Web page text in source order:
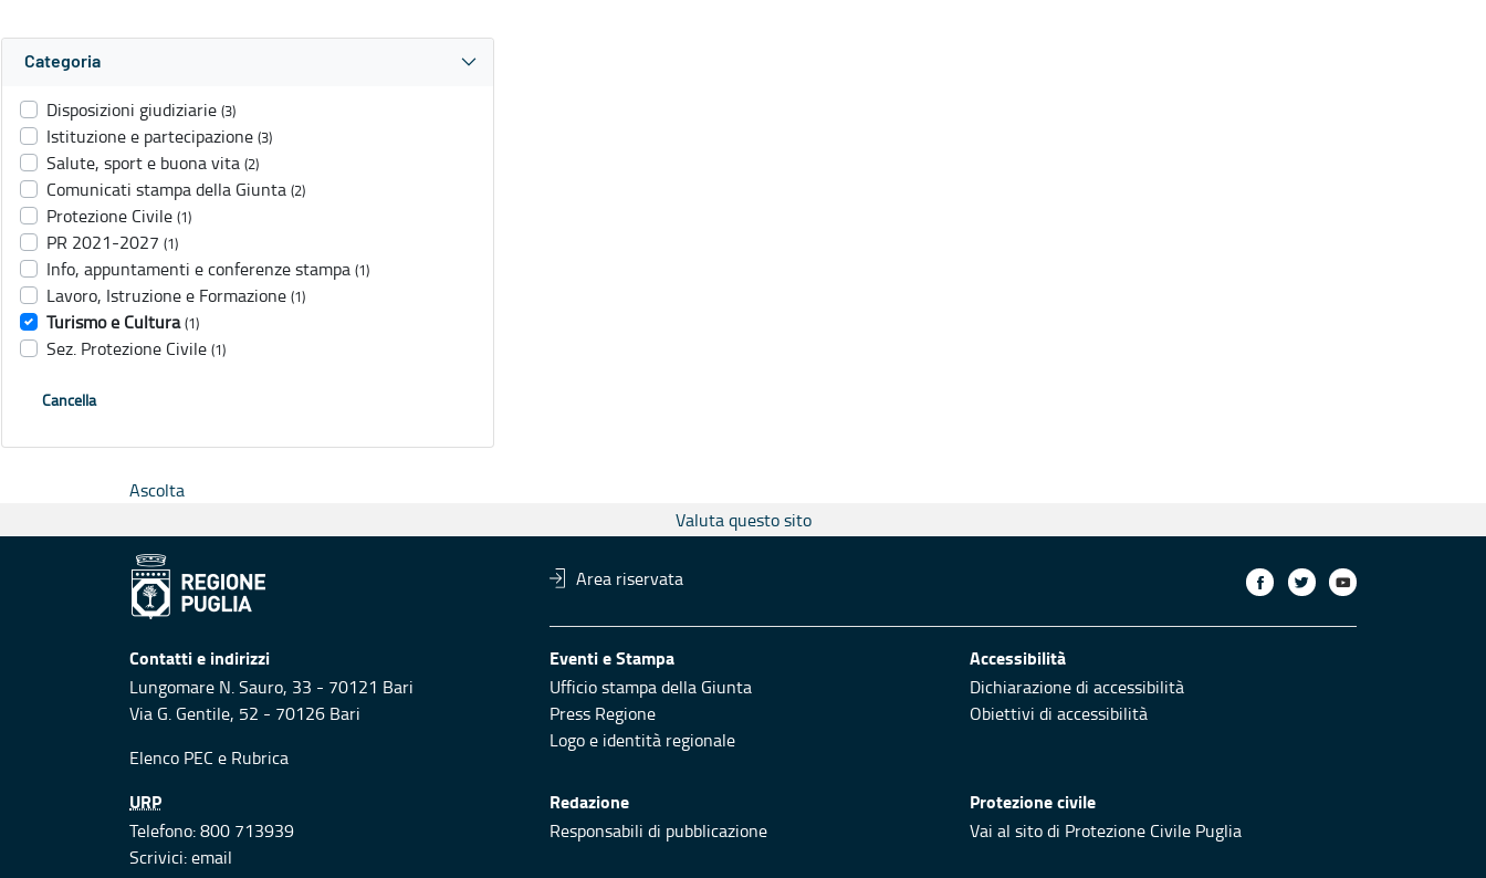
Categoria
Disposizioni giudiziarie (3)
Istituzione e partecipazione (3)
Salute, sport e buona vita (2)
Comunicati stampa della Giunta (2)
Protezione Civile (1)
PR 2021-2027 (1)
Info, appuntamenti e conferenze stampa (1)
Lavoro, Istruzione e Formazione (1)
Turismo e Cultura (1)
Sez. Protezione Civile (1)
Cancella
Ascolta
Valuta questo sito
Area riservata
Contatti e indirizzi
Lungomare N. Sauro, 33 - 70121 Bari
Via G. Gentile, 52 - 70126 Bari
Elenco PEC e Rubrica
Eventi e Stampa
Ufficio stampa della Giunta
Press Regione
Logo e identità regionale
Accessibilità
Dichiarazione di accessibilità
Obiettivi di accessibilità
URP
Telefono: 800 713939
Scrivici:email
Redazione
Responsabili di pubblicazione
Protezione civile
Vai al sito di Protezione Civile Puglia